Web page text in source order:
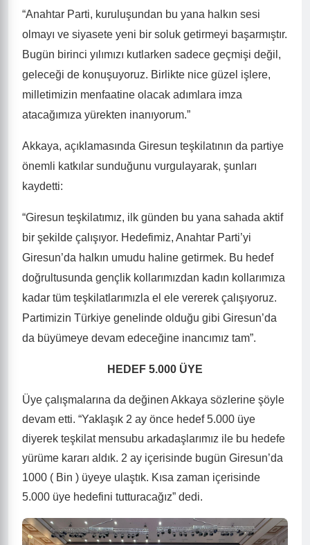
“Anahtar Parti, kuruluşundan bu yana halkın sesi
olmayı ve siyasete yeni bir soluk getirmeyi başarmıştır.
Bugün birinci yılımızı kutlarken sadece geçmişi değil,
geleceği de konuşuyoruz. Birlikte nice güzel işlere,
milletimizin menfaatine olacak adımlara imza
atacağımıza yürekten inanıyorum.”
Akkaya, açıklamasında Giresun teşkilatının da partiye
önemli katkılar sunduğunu vurgulayarak, şunları
kaydetti:
“Giresun teşkilatımız, ilk günden bu yana sahada aktif
bir şekilde çalışıyor. Hedefimiz, Anahtar Parti’yi
Giresun’da halkın umudu haline getirmek. Bu hedef
doğrultusunda gençlik kollarımızdan kadın kollarımıza
kadar tüm teşkilatlarımızla el ele vererek çalışıyoruz.
Partimizin Türkiye genelinde olduğu gibi Giresun’da
da büyümeye devam edeceğine inancımız tam”.
HEDEF 5.000 ÜYE
Üye çalışmalarına da değinen Akkaya sözlerine şöyle
devam etti. “Yaklaşık 2 ay önce hedef 5.000 üye
diyerek teşkilat mensubu arkadaşlarımız ile bu hedefe
yürüme kararı aldık. 2 ay içerisinde bugün Giresun’da
1000 ( Bin ) üyeye ulaştık. Kısa zaman içerisinde
5.000 üye hedefini tutturacağız” dedi.